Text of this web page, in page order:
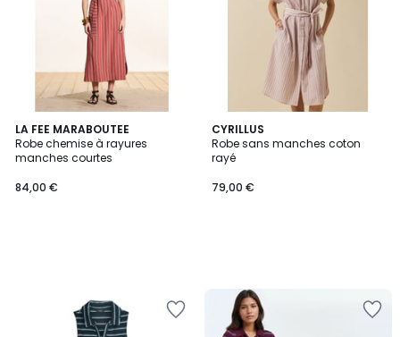
LA FEE MARABOUTEE
Robe chemise à rayures
manches courtes
84,00 €
CYRILLUS
Robe sans manches coton
rayé
79,00 €